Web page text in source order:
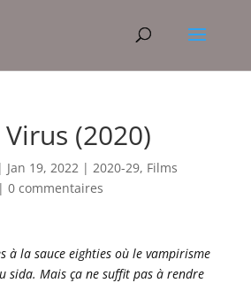
(2020)
| Jan 19, 2022| 2020-29, Films
0 commentaires
à la sauce eighties où le vampirisme
sida. Mais ça ne suffit pas à rendre